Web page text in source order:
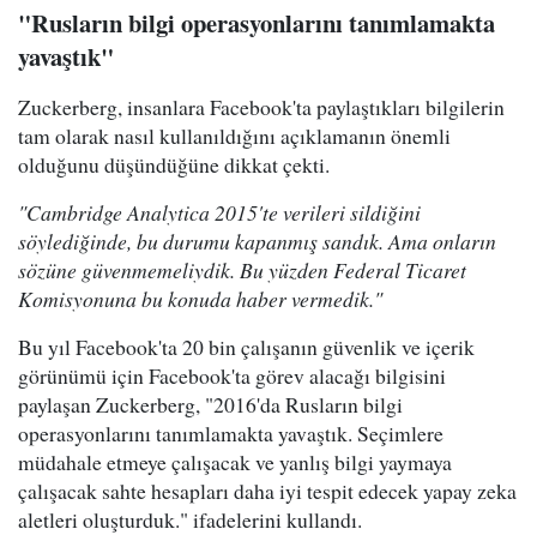
"Rusların bilgi operasyonlarını tanımlamakta
yavaştık"
Zuckerberg, insanlara Facebook'ta paylaştıkları bilgilerin
tam olarak nasıl kullanıldığını açıklamanın önemli
olduğunu düşündüğüne dikkat çekti.
"Cambridge Analytica 2015'te verileri sildiğini
söylediğinde, bu durumu kapanmış sandık. Ama onların
sözüne güvenmemeliydik. Bu yüzden Federal Ticaret
Komisyonuna bu konuda haber vermedik."
Bu yıl Facebook'ta 20 bin çalışanın güvenlik ve içerik
görünümü için Facebook'ta görev alacağı bilgisini
paylaşan Zuckerberg, "2016'da Rusların bilgi
operasyonlarını tanımlamakta yavaştık. Seçimlere
müdahale etmeye çalışacak ve yanlış bilgi yaymaya
çalışacak sahte hesapları daha iyi tespit edecek yapay zeka
aletleri oluşturduk." ifadelerini kullandı.